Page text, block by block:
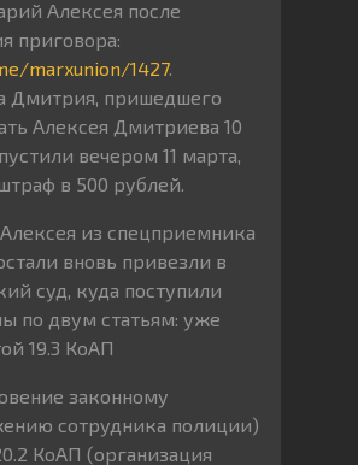
Алексея после
приговора:
marxunion/1427.
Дмитрия, пришедшего
Алексея Дмитриева 10
вечером 11 марта,
в 500 рублей.
из спецприемника
вновь привезли в
суд, куда поступили
по двум статьям: уже
19.3 КоАП
законному
сотрудника полиции)
КоАП (организация